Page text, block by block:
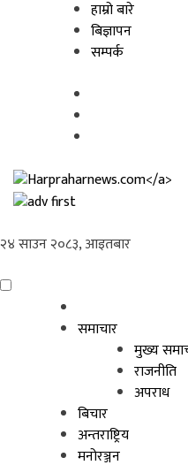
हाम्रो बारे
बिज्ञापन
सम्पर्क
२४ साउन २०८३, आइतबार
समाचार
मुख्य
राजनीति
अपराध
बिचार
अन्तराष्ट्रिय
मनोरञ्जन